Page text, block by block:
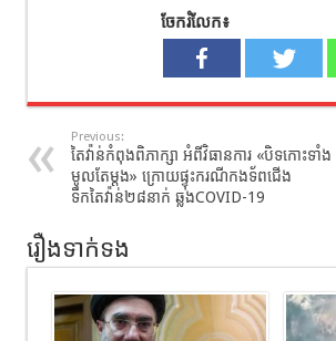
ចែករំលែក៖
Previous:
តៃវ៉ាន់កំពុងពិភាក្សា អំពីវិធានការ «បិទកោះទាំង
មូលតែម្តង» ក្រោយផ្ទុះករណីកងទ័ពជើង
ទឹកតៃវ៉ាន់២៨នាក់ ឆ្លងCOVID-19
រឿងទាក់ទង